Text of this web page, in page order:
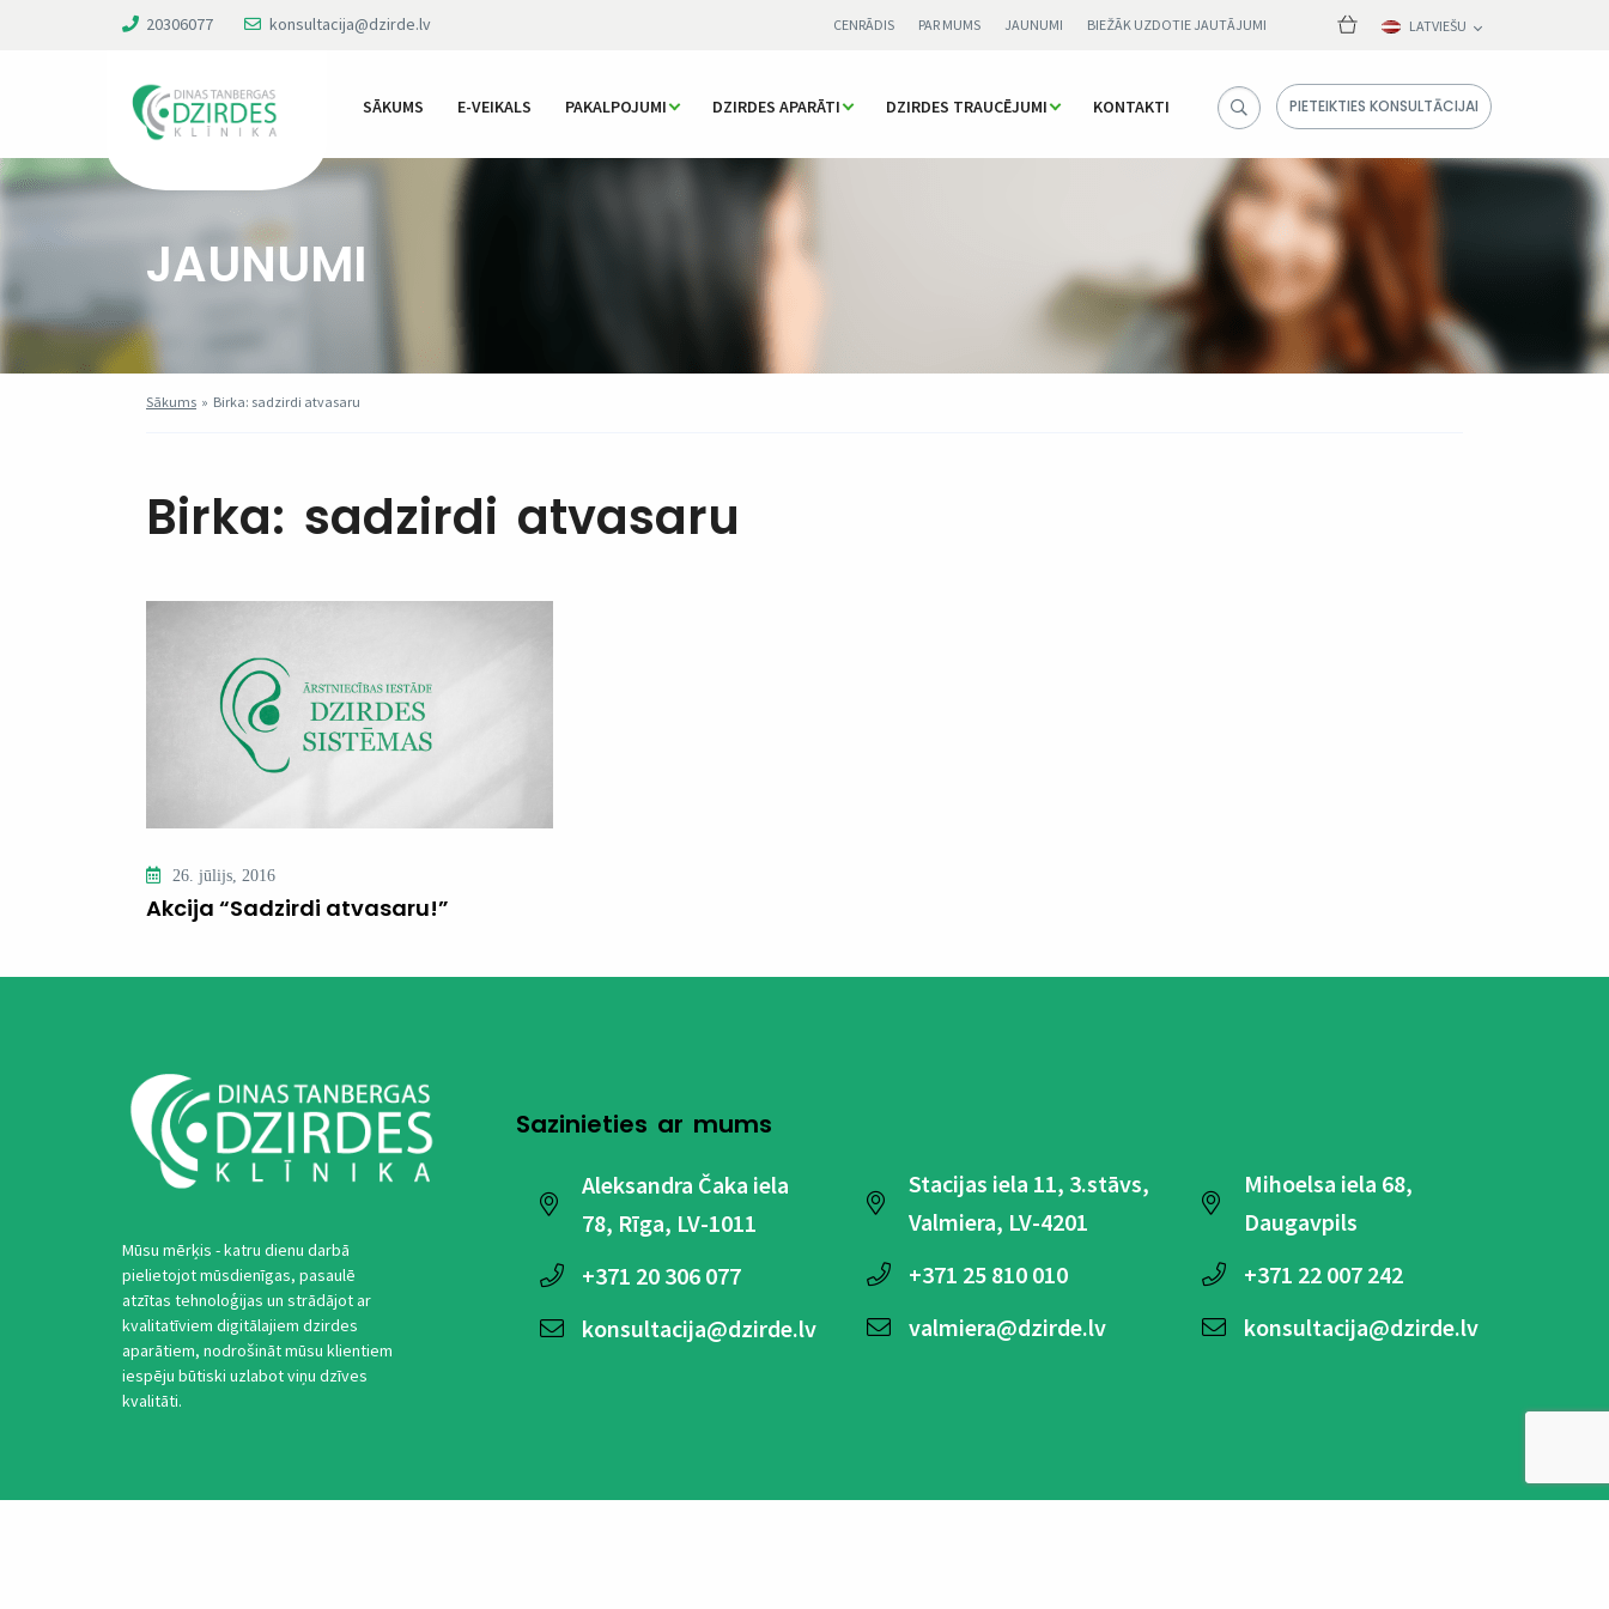
20306077 konsultacija@dzirde.lv CENRĀDIS PAR MUMS JAUNUMI BIEŽĀK UZDOTIE JAUTĀJUMI LATVIEŠU
SĀKUMS E-VEIKALS PAKALPOJUMI DZIRDES APARĀTI DZIRDES TRAUCĒJUMI KONTAKTI
JAUNUMI
Sākums » Birka: sadzirdi atvasaru
Birka: sadzirdi atvasaru
26. jūlijs, 2016
Akcija “Sadzirdi atvasaru!”
Mūsu mērķis - katru dienu darbā
pielietojot mūsdienīgas, pasaulē
atzītas tehnoloģijas un strādājot ar
kvalitatīviem digitālajiem dzirdes
aparātiem, nodrošināt mūsu klientiem
iespēju būtiski uzlabot viņu dzīves
kvalitāti.
Sazinieties ar mums
Aleksandra Čaka iela
78, Rīga, LV-1011
+371 20 306 077
konsultacija@dzirde.lv
Stacijas iela 11, 3.stāvs,
Valmiera, LV-4201
+371 25 810 010
valmiera@dzirde.lv
Mihoelsa iela 68,
Daugavpils
+371 22 007 242
konsultacija@dzirde.lv